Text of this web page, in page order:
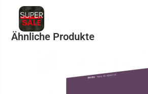
Ähnliche Produkte